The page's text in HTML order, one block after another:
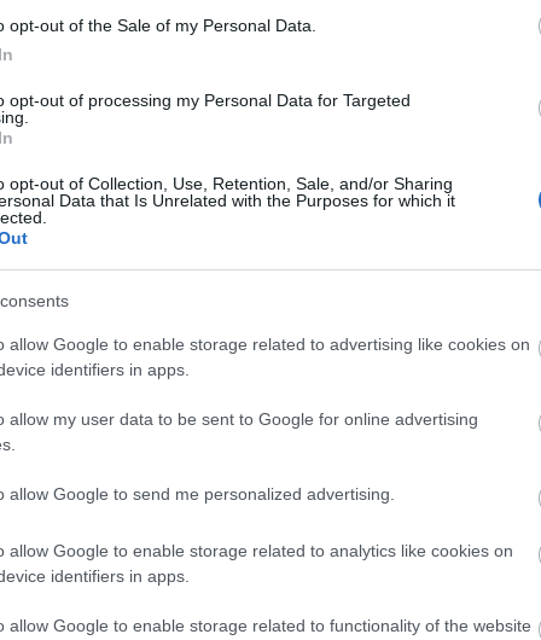
opt-out of the Sale of my Personal Data.
opt-out of processing my Personal Data for Targeted
opt-out of Collection, Use, Retention, Sale, and/or Sharing
Data that Is Unrelated with the Purposes for which it
allow Google to enable storage related to advertising like cookies on
identifiers in apps.
allow my user data to be sent to Google for online advertising
allow Google to send me personalized advertising.
allow Google to enable storage related to analytics like cookies on
identifiers in apps.
allow Google to enable storage related to functionality of the website
TOVÁBB
Szólj hozzá!
kollaboráció andy martin city jubileum client producer
dubstar
ezelőtti DM-fellépésen!
Mode fellépésen az alábbi nevek tették
Corbijn, Gary Numan, a Primal Scream tagjai,
- ő lett később a Client egyik tagja), Alan
(The Cure), az…